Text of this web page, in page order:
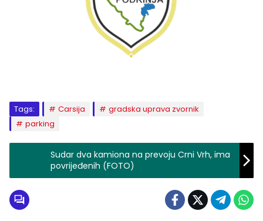
Tags: Carsija
gradska uprava zvornik
parking
Sudar dva kamiona na prevoju Crni Vrh, ima
povrijeđenih (FOTO)